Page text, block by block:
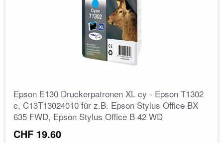
Epson E130 Druckerpatronen XL cy - Epson T1302
c, C13T13024010 für z.B. Epson Stylus Office BX
635 FWD, Epson Stylus Office B 42 WD
CHF 19.60